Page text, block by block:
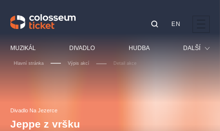
MUZIKÁL DIVADLO HUDBA DALŠÍ
EN
Hlavní stránka Výpis akcí Detail akce
Divadlo Na Jezerce
Jeppe z vršku
OBYČEJNÁ HOLKA
Agentura 44, s.r.o.